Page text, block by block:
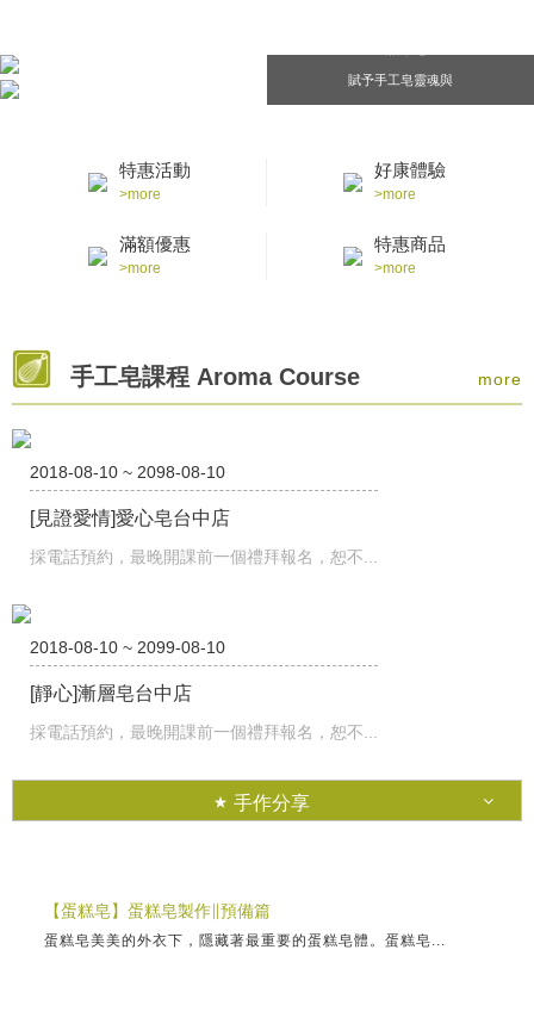
賦予手工皂靈魂與
特惠活動
>more
好康體驗
>more
滿額優惠
>more
特惠商品
>more
手工皂課程 Aroma Course more
2018-08-10 ~ 2098-08-10
[見證愛情]愛心皂台中店
採電話預約，最晚開課前一個禮拜報名，恕不...
2018-08-10 ~ 2099-08-10
[靜心]漸層皂台中店
採電話預約，最晚開課前一個禮拜報名，恕不...
手作分享
【蛋糕皂】蛋糕皂製作∥預備篇
蛋糕皂美美的外衣下，隱藏著最重要的蛋糕皂體。蛋糕皂...